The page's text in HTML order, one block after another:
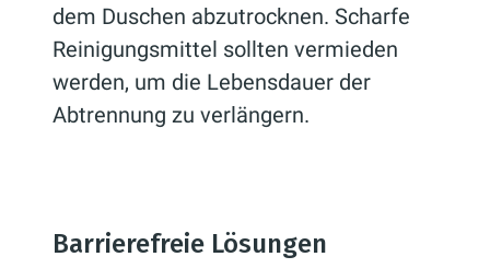
dem Duschen abzutrocknen. Scharfe
Reinigungsmittel sollten vermieden
werden, um die Lebensdauer der
Abtrennung zu verlängern.
Barrierefreie Lösungen